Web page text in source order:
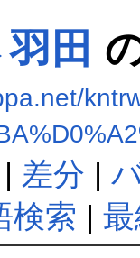
田
| 差分 |
検索 |